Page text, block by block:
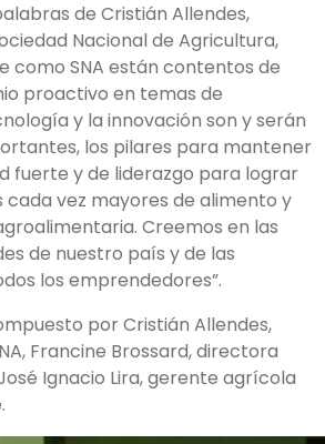
de Cristián Allendes,
Nacional de Agricultura,
como SNA están contentos de
proactivo en temas de
y la innovación son y serán
los pilares para mantener
fuerte y de liderazgo para lograr
cada vez mayores de alimento y
Creemos en las
de nuestro país y de las
los emprendedores”.
por Cristián Allendes,
Francine Brossard, directora
Ignacio Lira, gerente agrícola